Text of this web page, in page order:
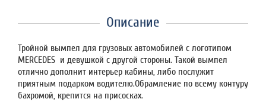
Описание
Тройной вымпел для грузовых автомобилей с логотипом
MERCEDES и девушкой с другой стороны. Такой вымпел
отлично дополнит интерьер кабины, либо послужит
приятным подарком водителю.Обрамление по всему контуру
бахромой, крепится на присосках.